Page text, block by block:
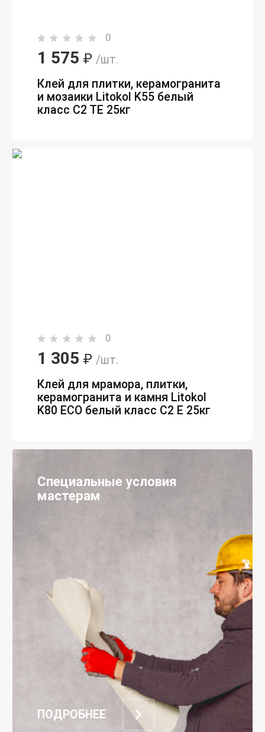
0
1 575 ₽ /шт.
Клей для плитки, керамогранита
и мозаики Litokol K55 белый
класс С2 ТE 25кг
0
1 305 ₽ /шт.
Клей для мрамора, плитки,
керамогранита и камня Litokol
K80 ECO белый класс С2 E 25кг
Специальные условия
мастерам
ПОДРОБНЕЕ